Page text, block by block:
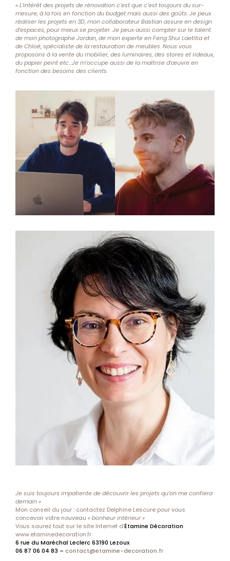
« L’intérêt des projets de rénovation c’est que c’est toujours du sur-
mesure, à la fois en fonction du budget mais aussi des goûts. Je peux
réaliser les projets en 3D, mon collaborateur Bastian assure en design
d’espaces, pour mieux se projeter. Je peux aussi compter sur le talent
de mon photographe Jordan, de mon experte en Feng Shui Laetitia et
de Chloé, spécialiste de la restauration de meubles. Nous vous
proposons à la vente du mobilier, des luminaires, des stores et rideaux,
du papier peint etc…Je m’occupe aussi de la maîtrise d’œuvre en
fonction des besoins des clients.
Je suis toujours impatiente de découvrir les projets qu’on me confiera
demain »
Mon conseil du jour : contactez Delphine Lescure pour vous
concevoir votre nouveau « bonheur intérieur »
Vous saurez tout sur le site Internet d’Étamine Décoration
www.etaminedecoration.fr
6 rue du Maréchal Leclerc 63190 Lezoux
06 87 06 04 83 – contact@etamine-decoration.fr